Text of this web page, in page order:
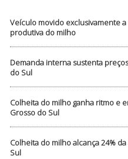
Veículo movido exclusivamente
produtiva do milho
Demanda interna sustenta
do Sul
Colheita do milho ganha ritmo e
Grosso do Sul
Colheita do milho alcança 24%
Sul